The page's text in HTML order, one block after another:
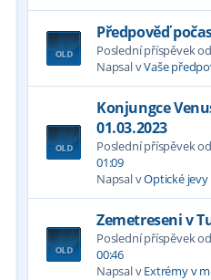
Předpověď
Poslední příspěvek od
Napsal vVaše
Konjungce
01.03.2023
Poslední příspěvek od
01:09
Napsal vOptické
Zemetreseni v
Poslední příspěvek od
00:46
Napsal vExtrémy v